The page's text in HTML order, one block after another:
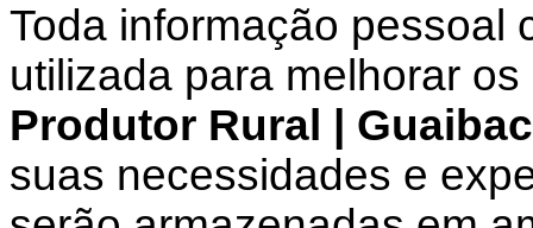
Toda informação pessoal
utilizada para melhorar
Produtor Rural |
suas necessidades e